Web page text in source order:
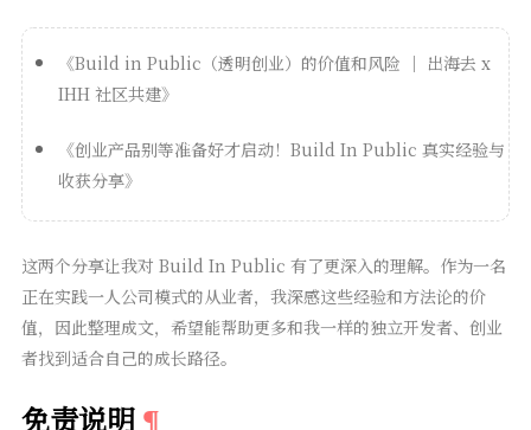
《Build in Public（透明创业）的价值和风险 ｜ 出海去 x
IHH 社区共建》
《创业产品别等准备好才启动！Build In Public 真实经验与
收获分享》
这两个分享让我对 Build In Public 有了更深入的理解。作为一名
正在实践一人公司模式的从业者，我深感这些经验和方法论的价
值，因此整理成文，希望能帮助更多和我一样的独立开发者、创业
者找到适合自己的成长路径。
免责说明